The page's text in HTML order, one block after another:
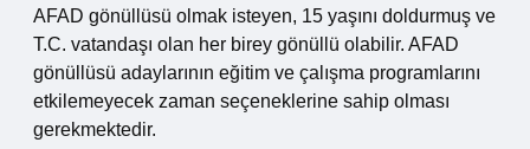
AFAD gönüllüsü olmak isteyen, 15 yaşını doldurmuş ve
T.C. vatandaşı olan her birey gönüllü olabilir. AFAD
gönüllüsü adaylarının eğitim ve çalışma programlarını
etkilemeyecek zaman seçeneklerine sahip olması
gerekmektedir.